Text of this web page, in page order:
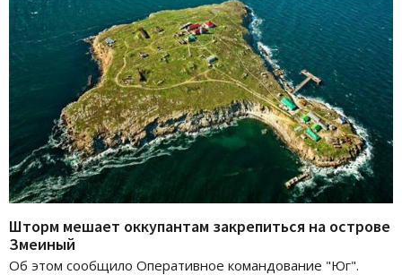
Шторм мешает оккупантам закрепиться на острове
Змеиный
Об этом сообщило Оперативное командование "Юг".